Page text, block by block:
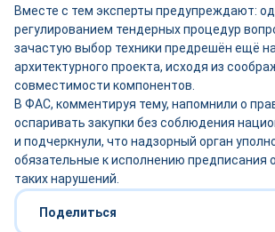
Вместе с тем эксперты предупреждают:
регулированием тендерных процедур
зачастую выбор техники предрешён ещё
архитектурного проекта, исходя из
совместимости компонентов.
В ФАС, комментируя тему, напомнили о
оспаривать закупки без соблюдения
и подчеркнули, что надзорный орган
обязательные к исполнению предписания
таких нарушений.
Поделиться